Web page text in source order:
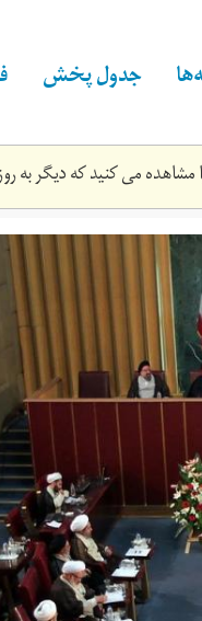
جدول پخش
مشاهده می کنید که دیگر